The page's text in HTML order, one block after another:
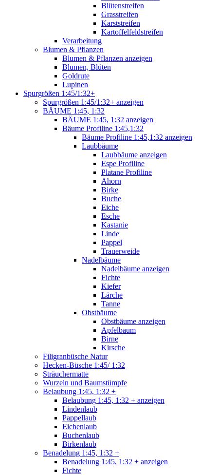
Blütenstreifen
Grasstreifen
Karststreifen
Kartoffelfeldstreifen
Verarbeitung
Blumen & Pflanzen
Blumen & Pflanzen anzeigen
Blumen, Blüten
Goldrute
Lupinen
Spurgrößen 1:45/1:32+
Spurgrößen 1:45/1:32+ anzeigen
BÄUME 1:45, 1:32
BÄUME 1:45, 1:32 anzeigen
Bäume Profiline 1:45,1:32
Bäume Profiline 1:45,1:32 anzeigen
Laubbäume
Laubbäume anzeigen
Espe Profiline
Platane Profiline
Ahorn
Birke
Buche
Eiche
Esche
Kastanie
Linde
Pappel
Trauerweide
Nadelbäume
Nadelbäume anzeigen
Fichte
Kiefer
Lärche
Tanne
Obstbäume
Obstbäume anzeigen
Apfelbaum
Birne
Kirsche
Filigranbüsche Natur
Hecken-Büsche 1:45/ 1:32
Sträuchermatte
Wurzeln und Baumstümpfe
Belaubung 1:45, 1:32 +
Belaubung 1:45, 1:32 + anzeigen
Lindenlaub
Pappellaub
Eichenlaub
Buchenlaub
Birkenlaub
Benadelung 1:45, 1:32 +
Benadelung 1:45, 1:32 + anzeigen
Fichte